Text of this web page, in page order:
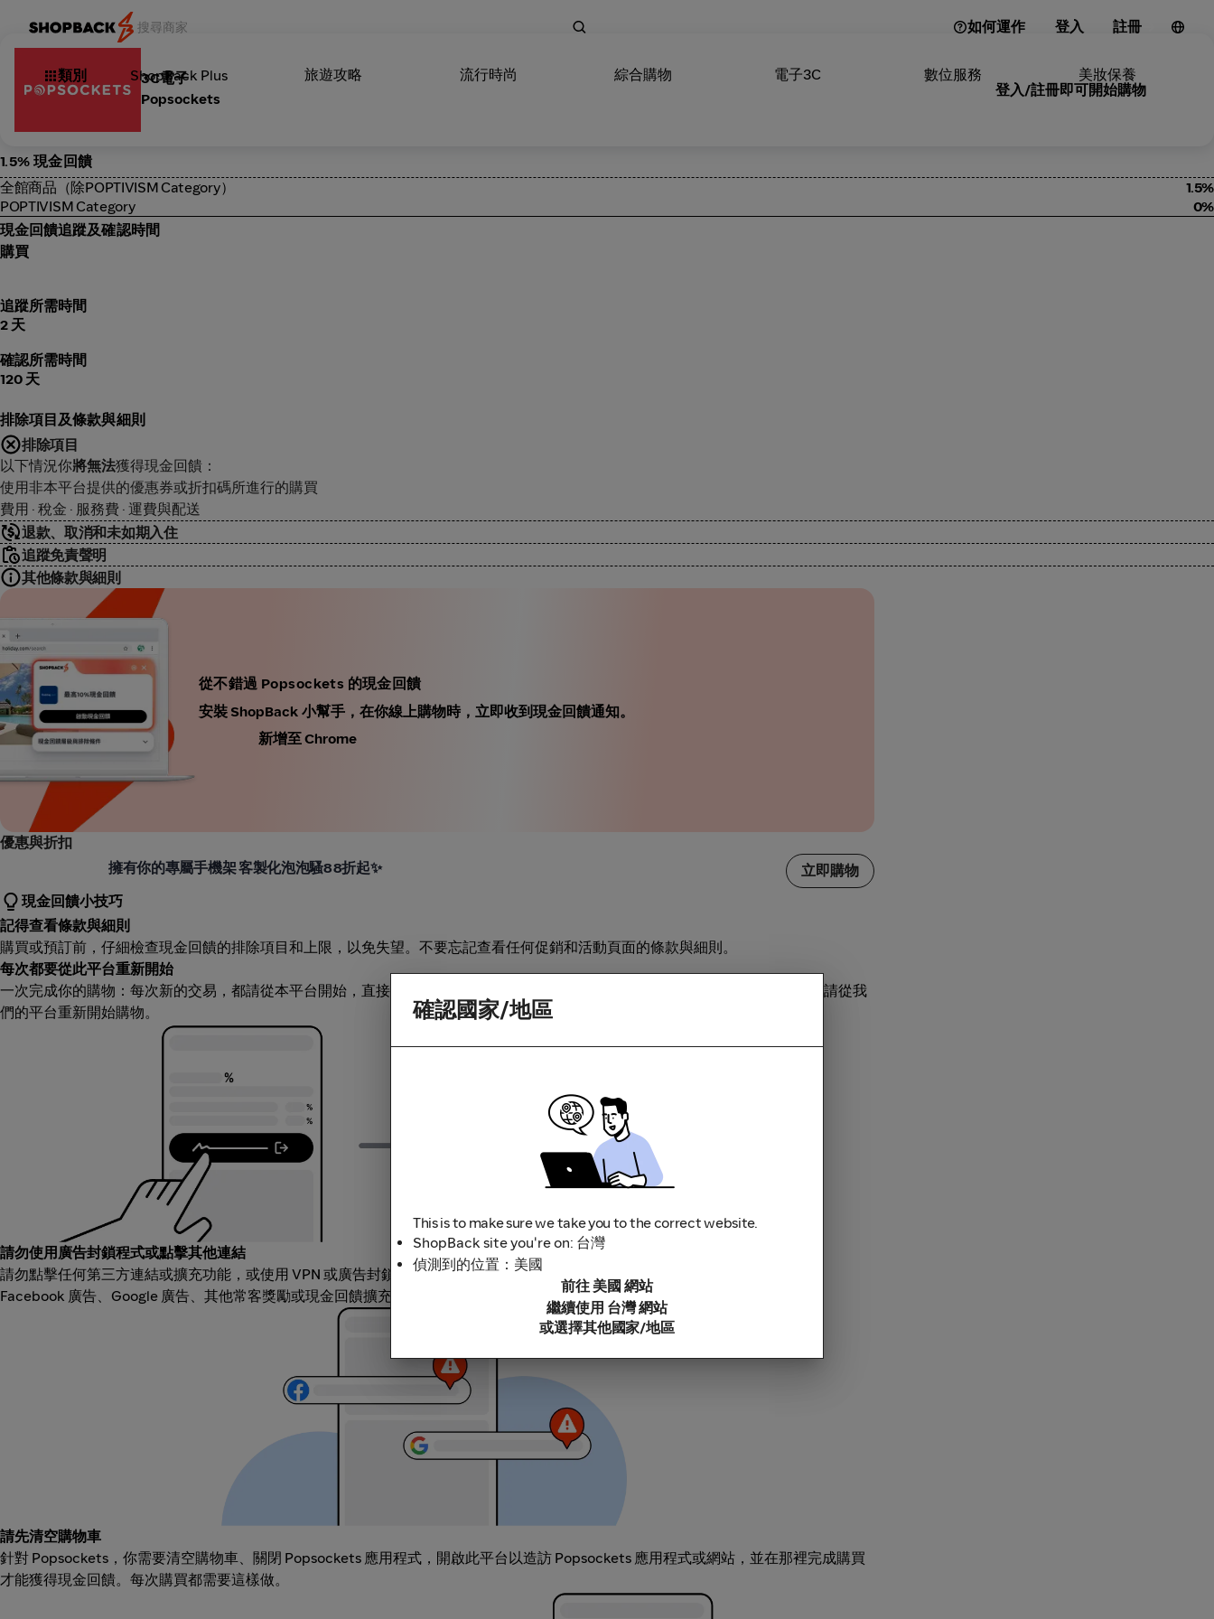
如何運作 登入 註冊
類別 ShopBack Plus 旅遊攻略 流行時尚 綜合購物 電子3C 數位服務 美妝保養
3C電子
Popsockets
登入/註冊即可開始購物
1.5% 現金回饋
全館商品（除POPTIVISM Category）
1.5%
POPTIVISM Category
0%
現金回饋追蹤及確認時間
購買
追蹤所需時間
2 天
確認所需時間
120 天
排除項目及條款與細則
排除項目
以下情況你將無法獲得現金回饋：
使用非本平台提供的優惠券或折扣碼所進行的購買
費用 · 稅金 · 服務費 · 運費與配送
退款、取消和未如期入住
追蹤免責聲明
其他條款與細則
從不錯過 Popsockets 的現金回饋
安裝 ShopBack 小幫手，在你線上購物時，立即收到現金回饋通知。
新增至 Chrome
優惠與折扣
擁有你的專屬手機架 客製化泡泡騷88折起✨
立即購物
現金回饋小技巧
記得查看條款與細則
購買或預訂前，仔細檢查現金回饋的排除項目和上限，以免失望。不要忘記查看任何促銷和活動頁面的條款與細則。
每次都要從此平台重新開始
一次完成你的購物：每次新的交易，都請從本平台開始，直接造訪商家。如果你造訪商家時因為應用程式更新或下載畫面而中斷，請從我
們的平台重新開始購物。
請勿使用廣告封鎖程式或點擊其他連結
請勿點擊任何第三方連結或擴充功能，或使用 VPN 或廣告封鎖軟體，因為這些可能導致無法追蹤你的現金回饋。部分範例包括：
Facebook 廣告、Google 廣告、其他常客獎勵或現金回饋擴充功能連結。
請先清空購物車
針對 Popsockets，你需要清空購物車、關閉 Popsockets 應用程式，開啟此平台以造訪 Popsockets 應用程式或網站，並在那裡完成購買
才能獲得現金回饋。每次購買都需要這樣做。
確認國家/地區
This is to make sure we take you to the correct website.
ShopBack site you're on: 台灣
偵測到的位置：美國
前往 美國 網站
繼續使用 台灣 網站
或選擇其他國家/地區